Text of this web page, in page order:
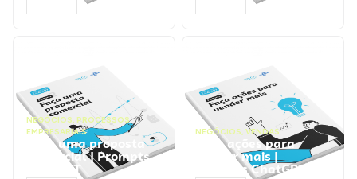
NEGÓCIOS, PROCESSOS
EMPRESARIAIS
Faça uma proposta
comercial | Prompts
ChatGPT
NEGÓCIOS, VENDAS
Faça ações para
vender mais |
Prompts ChatGPT